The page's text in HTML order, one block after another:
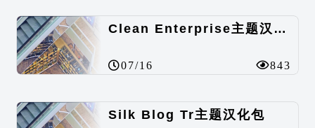
Clean Enterprise主题汉化包
07/16 843
Silk Blog Tr主题汉化包